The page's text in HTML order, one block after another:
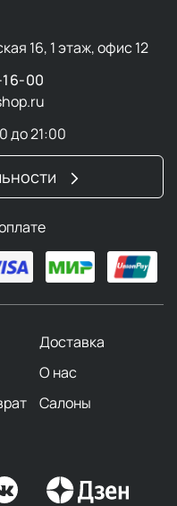
16, 1 этаж, офис 12
00
до 21:00
Доставка
О нас
Салоны